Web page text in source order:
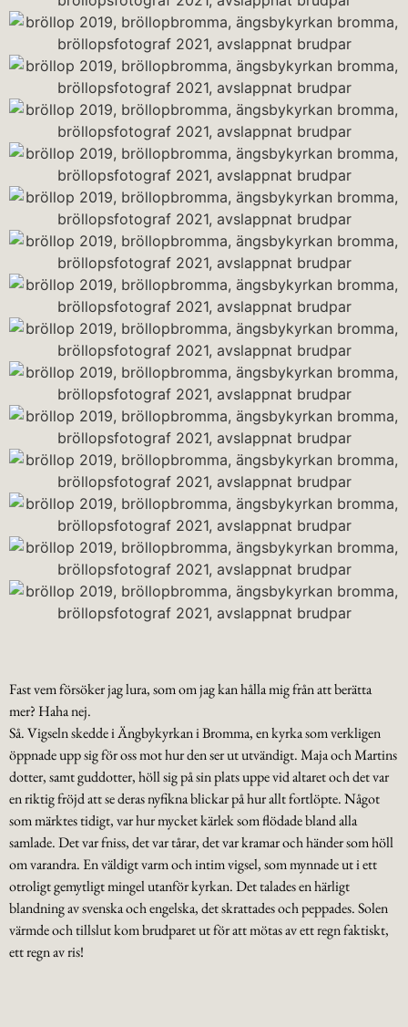
Fast vem försöker jag lura, som om jag kan hålla mig från att berätta
mer? Haha nej.
Så. Vigseln skedde i Ängbykyrkan i Bromma, en kyrka som verkligen
öppnade upp sig för oss mot hur den ser ut utvändigt. Maja och Martins
dotter, samt guddotter, höll sig på sin plats uppe vid altaret och det var
en riktig fröjd att se deras nyfikna blickar på hur allt fortlöpte. Något
som märktes tidigt, var hur mycket kärlek som flödade bland alla
samlade. Det var fniss, det var tårar, det var kramar och händer som höll
om varandra. En väldigt varm och intim vigsel, som mynnade ut i ett
otroligt gemytligt mingel utanför kyrkan. Det talades en härligt
blandning av svenska och engelska, det skrattades och peppades. Solen
värmde och tillslut kom brudparet ut för att mötas av ett regn faktiskt,
ett regn av ris!